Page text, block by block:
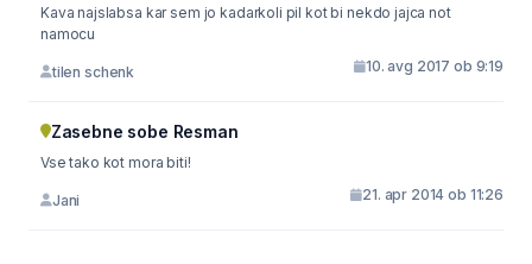
Kava najslabsa kar sem jo kadarkoli pil kot bi nekdo jajca not
namocu
tilen schenk 10. avg 2017 ob 9:19
Zasebne sobe Resman
Vse tako kot mora biti!
Jani 21. apr 2014 ob 11:26